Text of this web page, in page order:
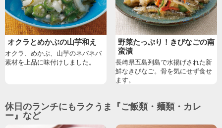
オクラとめかぶの山芋和え
オクラ、めかぶ、山芋のネバネバ
素材を上品に味付けしました。
野菜たっぷり！きびなごの南
蛮漬
長崎県五島列島で水揚げされた新
鮮なきびなご。骨を気にせず食せ
ます。
休日のランチにもラクうま『ご飯類・麺類・カレ
ー』など